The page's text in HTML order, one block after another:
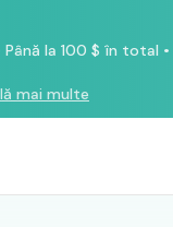
Până la 100 $ în total •
mai multe